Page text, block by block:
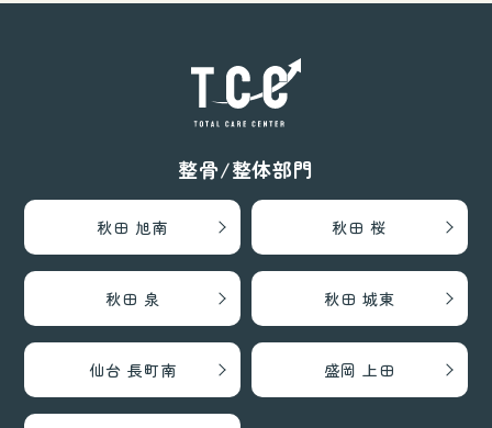
整骨/整体部門
秋田 旭南 秋田 桜
秋田 泉 秋田 城東
仙台 長町南 盛岡 上田